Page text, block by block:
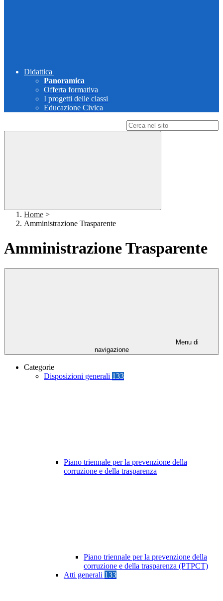
Didattica
Panoramica
Offerta formativa
I progetti delle classi
Educazione Civica
Home >
Amministrazione Trasparente
Amministrazione Trasparente
Menu di
navigazione
Categorie
Disposizioni generali 133
Piano triennale per la prevenzione della
corruzione e della trasparenza
Piano triennale per la prevenzione della
corruzione e della trasparenza (PTPCT)
Atti generali 133